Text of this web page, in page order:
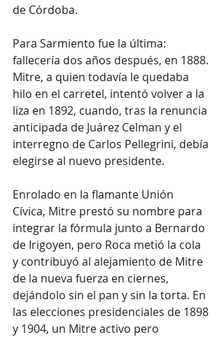
de Córdoba.
Para Sarmiento fue la última:
fallecería dos años después, en 1888.
Mitre, a quien todavía le quedaba
hilo en el carretel, intentó volver a la
liza en 1892, cuando, tras la renuncia
anticipada de Juárez Celman y el
interregno de Carlos Pellegrini, debía
elegirse al nuevo presidente.
Enrolado en la flamante Unión
Cívica, Mitre prestó su nombre para
integrar la fórmula junto a Bernardo
de Irigoyen, pero Roca metió la cola
y contribuyó al alejamiento de Mitre
de la nueva fuerza en ciernes,
dejándolo sin el pan y sin la torta. En
las elecciones presidenciales de 1898
y 1904, un Mitre activo pero